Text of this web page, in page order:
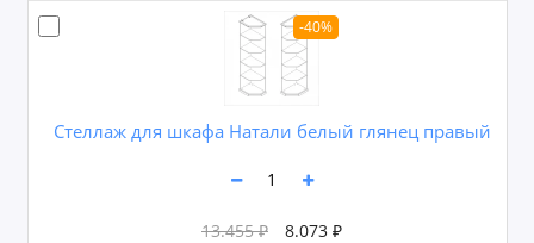
-40%
Стеллаж для шкафа Натали белый глянец правый
13.455 ₽ 8.073 ₽